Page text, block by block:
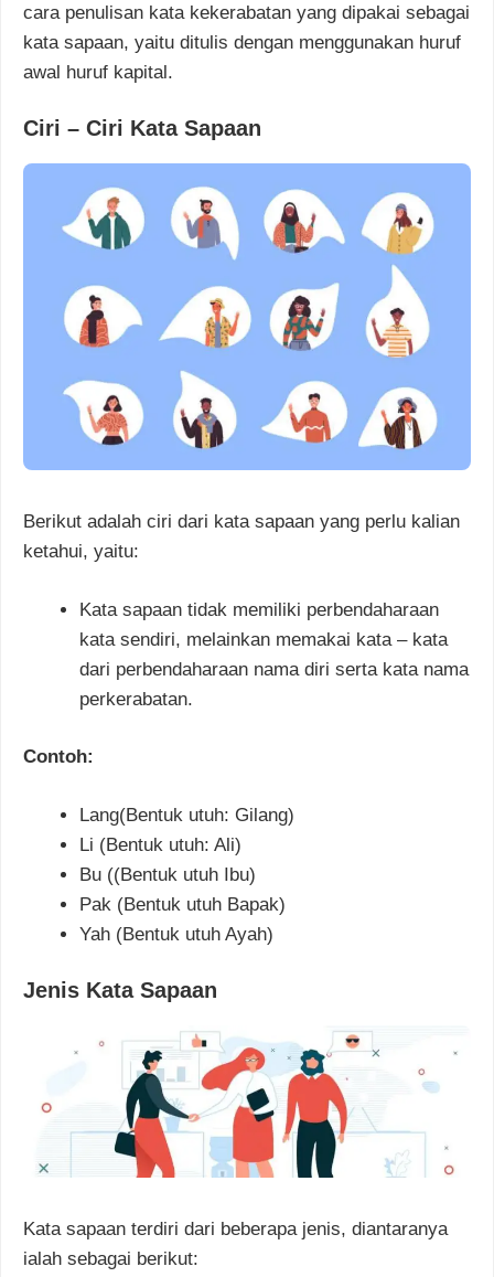
cara penulisan kata kekerabatan yang dipakai sebagai
kata sapaan, yaitu ditulis dengan menggunakan huruf
awal huruf kapital.
Ciri – Ciri Kata Sapaan
Berikut adalah ciri dari kata sapaan yang perlu kalian
ketahui, yaitu:
Kata sapaan tidak memiliki perbendaharaan
kata sendiri, melainkan memakai kata – kata
dari perbendaharaan nama diri serta kata nama
perkerabatan.
Contoh:
Lang(Bentuk utuh: Gilang)
Li (Bentuk utuh: Ali)
Bu ((Bentuk utuh Ibu)
Pak (Bentuk utuh Bapak)
Yah (Bentuk utuh Ayah)
Jenis Kata Sapaan
Kata sapaan terdiri dari beberapa jenis, diantaranya
ialah sebagai berikut: